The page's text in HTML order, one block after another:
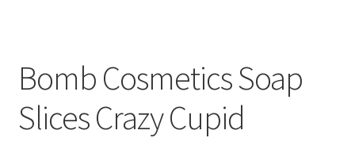
Versandarten
Warenkorb
Bomb Cosmetics Soap
Slices Crazy Cupid